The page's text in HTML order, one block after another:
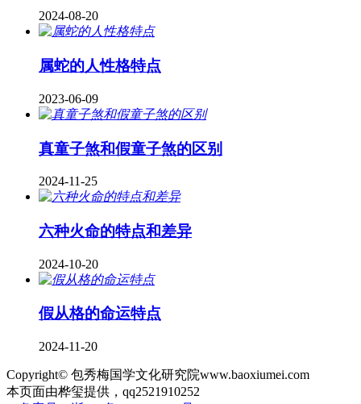
2024-08-20
属蛇的人性格特点
2023-06-09
真童子煞和假童子煞的区别
2024-11-25
六种火命的特点和差异
2024-10-20
假从格的命运特点
2024-11-20
Copyright© 包秀梅国学文化研究院www.baoxiumei.com
本页面由桦玺提供，qq2521910252